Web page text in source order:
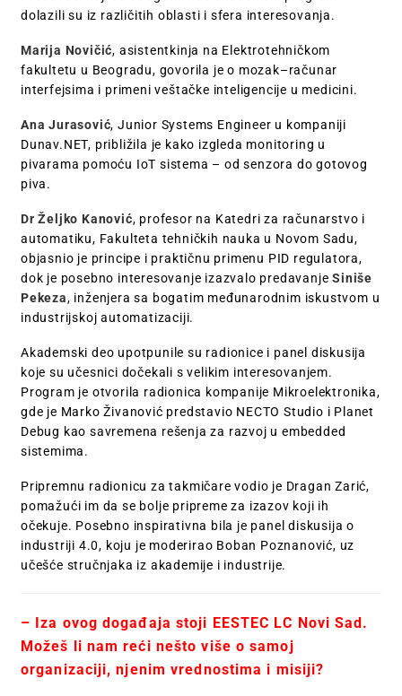
dolazili su iz različitih oblasti i sfera interesovanja.
Marija Novičić, asistentkinja na Elektrotehničkom
fakultetu u Beogradu, govorila je o mozak–računar
interfejsima i primeni veštačke inteligencije u medicini.
Ana Jurasović, Junior Systems Engineer u kompaniji
Dunav.NET, približila je kako izgleda monitoring u
pivarama pomoću IoT sistema – od senzora do gotovog
piva.
Dr Željko Kanović, profesor na Katedri za računarstvo i
automatiku, Fakulteta tehničkih nauka u Novom Sadu,
objasnio je principe i praktičnu primenu PID regulatora,
dok je posebno interesovanje izazvalo predavanjeSiniše
Pekeza, inženjera sa bogatim međunarodnim iskustvom u
industrijskoj automatizaciji.
Akademski deo upotpunile su radionice i panel diskusija
koje su učesnici dočekali s velikim interesovanjem.
Program je otvorila radionica kompanije Mikroelektronika,
gde je Marko Živanović predstavio NECTO Studio i Planet
Debug kao savremena rešenja za razvoj u embedded
sistemima.
Pripremnu radionicu za takmičare vodio je Dragan Zarić,
pomažući im da se bolje pripreme za izazov koji ih
očekuje. Posebno inspirativna bila je panel diskusija o
industriji 4.0, koju je moderirao Boban Poznanović, uz
učešće stručnjaka iz akademije i industrije.
– Iza ovog događaja stoji EESTEC LC Novi Sad.
Možeš li nam reći nešto više o samoj
organizaciji, njenim vrednostima i misiji?